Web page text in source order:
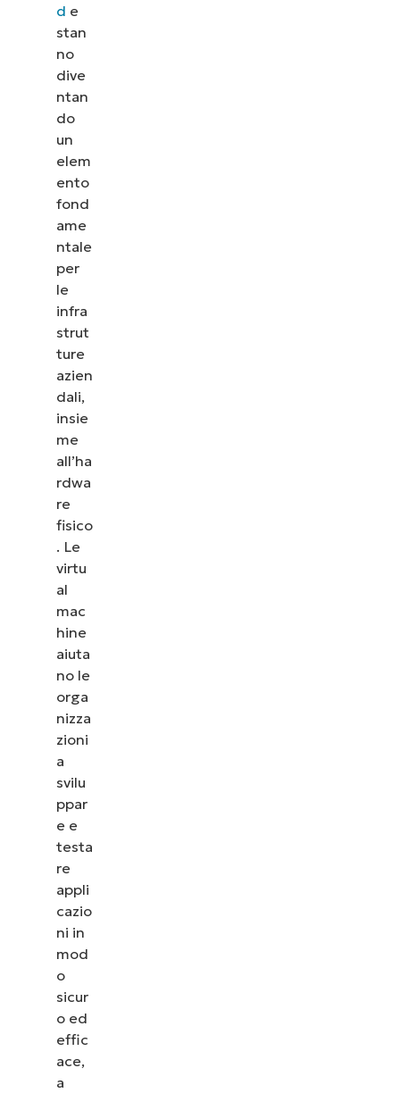
d e
stan
no
dive
ntan
do
un
elem
ento
fond
ame
ntale
per
le
infra
strut
ture
azien
dali,
insie
me
all’ha
rdwa
re
fisico
. Le
virtu
al
mac
hine
aiuta
no le
orga
nizza
zioni
a
svilu
ppar
e e
testa
re
appli
cazio
ni in
mod
o
sicur
o ed
effic
ace,
a